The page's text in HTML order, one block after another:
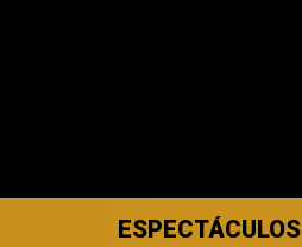
ESPECTÁCULOS